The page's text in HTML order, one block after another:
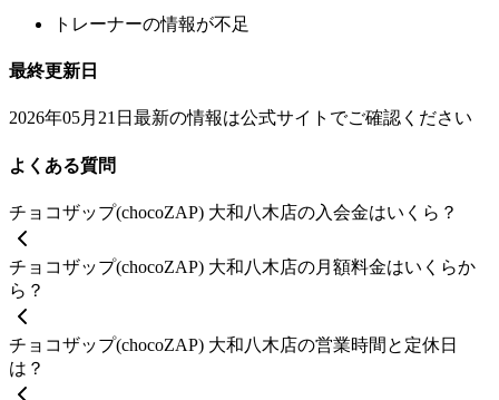
トレーナーの情報が不足
最終更新日
2026年05月21日 最新の情報は公式サイトでご確認ください
よくある質問
チョコザップ(chocoZAP) 大和八木店の入会金はいくら？
チョコザップ(chocoZAP) 大和八木店の月額料金はいくらか
ら？
チョコザップ(chocoZAP) 大和八木店の営業時間と定休日
は？